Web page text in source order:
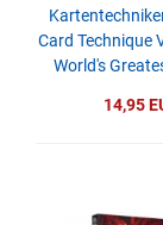
Card Technique
World's
14,95